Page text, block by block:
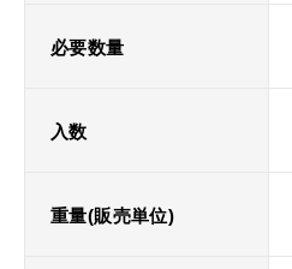
必要数量
入数
重量(販売単位)